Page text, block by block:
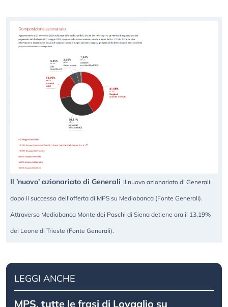
Il ’nuovo’ azionariato di Generali Il nuovo azionariato di Generali
dopo il successo dell'offerta di MPS su Mediobanca (Fonte Generali).
Attraverso Mediobanca Monte dei Paschi di Siena detiene ora il 13,19%
del Leone di Trieste (Fonte Generali).
LEGGI ANCHE
MPS, tutte le frasi di Lovaglio su